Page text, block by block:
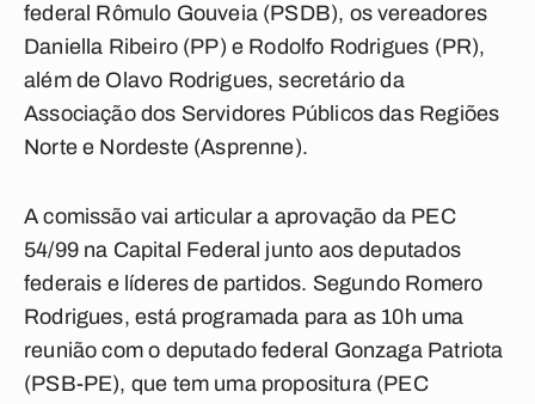
federal Rômulo Gouveia (PSDB), os vereadores
Daniella Ribeiro (PP) e Rodolfo Rodrigues (PR),
além de Olavo Rodrigues, secretário da
Associação dos Servidores Públicos das Regiões
Norte e Nordeste (Asprenne).
A comissão vai articular a aprovação da PEC
54/99 na Capital Federal junto aos deputados
federais e líderes de partidos. Segundo Romero
Rodrigues, está programada para as 10h uma
reunião com o deputado federal Gonzaga Patriota
(PSB-PE), que tem uma propositura (PEC